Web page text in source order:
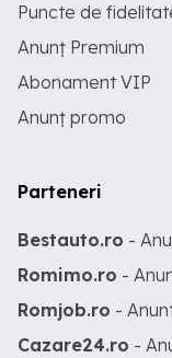
Puncte de
Anunț Premium
Abonament VIP
Anunț promo
Parteneri
Bestauto.ro -
Romimo.ro -
Romjob.ro -
Cazare24.ro -